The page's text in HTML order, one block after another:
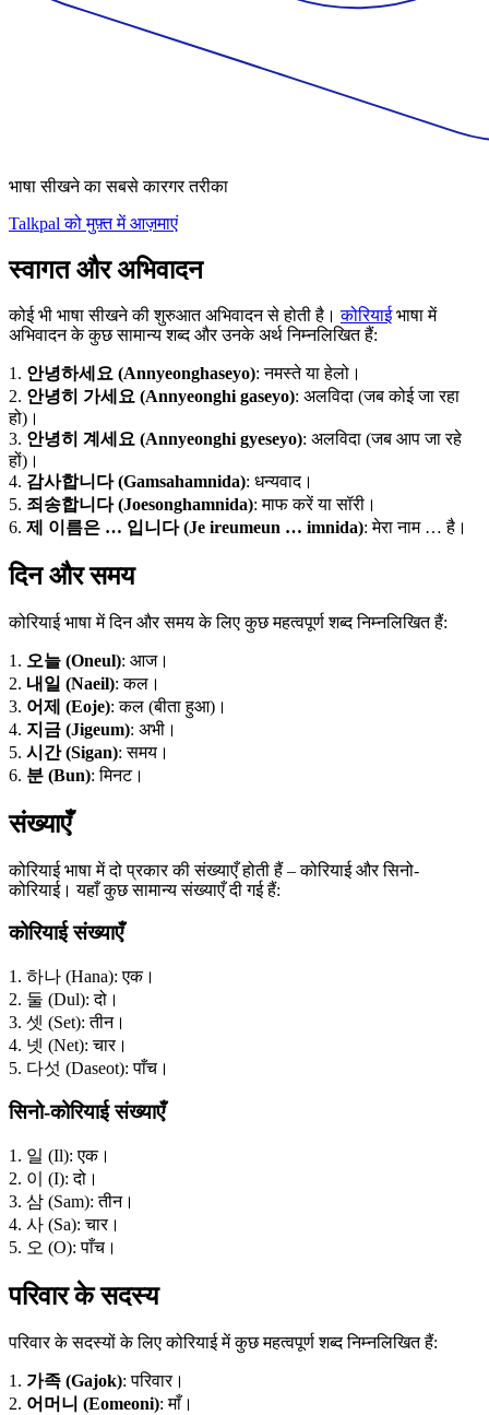
भाषा सीखने का सबसे कारगर तरीका
Talkpal को मुफ़्त में आज़माएं
स्वागत और अभिवादन
कोई भी भाषा सीखने की शुरुआत अभिवादन से होती है।कोरियाईभाषा में
अभिवादन के कुछ सामान्य शब्द और उनके अर्थ निम्नलिखित हैं:
1. 안녕하세요 (Annyeonghaseyo): नमस्ते या हेलो।
2. 안녕히 가세요 (Annyeonghi gaseyo): अलविदा (जब कोई जा रहा
हो)।
3. 안녕히 계세요 (Annyeonghi gyeseyo): अलविदा (जब आप जा रहे
हों)।
4. 감사합니다 (Gamsahamnida): धन्यवाद।
5. 죄송합니다 (Joesonghamnida): माफ करें या सॉरी।
6. 제 이름은 … 입니다 (Je ireumeun … imnida): मेरा नाम … है।
दिन और समय
कोरियाई भाषा में दिन और समय के लिए कुछ महत्वपूर्ण शब्द निम्नलिखित हैं:
1. 오늘 (Oneul): आज।
2. 내일 (Naeil): कल।
3. 어제 (Eoje): कल (बीता हुआ)।
4. 지금 (Jigeum): अभी।
5. 시간 (Sigan): समय।
6. 분 (Bun): मिनट।
संख्याएँ
कोरियाई भाषा में दो प्रकार की संख्याएँ होती हैं – कोरियाई और सिनो-
कोरियाई। यहाँ कुछ सामान्य संख्याएँ दी गई हैं:
कोरियाई संख्याएँ
1. 하나 (Hana): एक।
2. 둘 (Dul): दो।
3. 셋 (Set): तीन।
4. 넷 (Net): चार।
5. 다섯 (Daseot): पाँच।
सिनो-कोरियाई संख्याएँ
1. 일 (Il): एक।
2. 이 (I): दो।
3. 삼 (Sam): तीन।
4. 사 (Sa): चार।
5. 오 (O): पाँच।
परिवार के सदस्य
परिवार के सदस्यों के लिए कोरियाई में कुछ महत्वपूर्ण शब्द निम्नलिखित हैं:
1. 가족 (Gajok): परिवार।
2. 어머니 (Eomeoni): माँ।